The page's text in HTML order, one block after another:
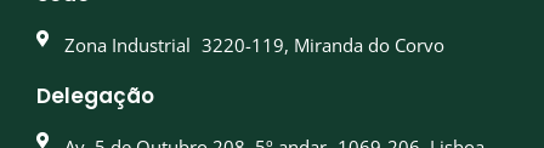
Zona Industrial 3220-119, Miranda do Corvo
Delegação